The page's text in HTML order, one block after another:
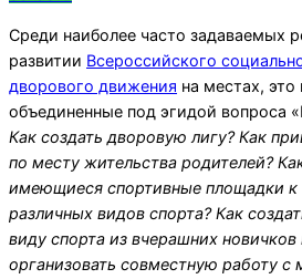
Среди наиболее часто задаваемых
развитии Всероссийского
дворового движения на местах,
объединенные под эгидой вопроса
Как создать дворовую лигу? Как
по месту жительства родителей?
имеющиеся спортивные площадки к
различных видов спорта? Как
виду спорта из вчерашних новичков
организовать совместную работу с